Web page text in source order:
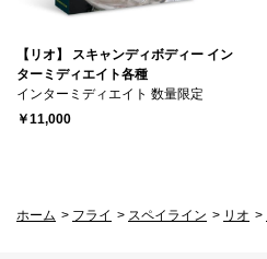
【リオ】 スキャンディボディー イン
ターミディエイト各種
インターミディエイト 数量限定
￥11,000
ホーム > フライ > スペイライン > リオ >